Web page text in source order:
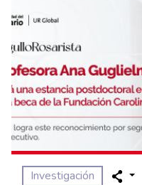
Investigación